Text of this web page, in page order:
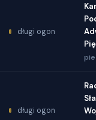
długi ogon
długi ogon